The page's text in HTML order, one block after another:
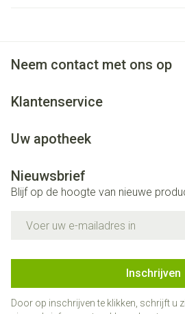
Neem contact met ons op
Klantenservice
Uw apotheek
Nieuwsbrief
Blijf op de hoogte van nieuwe
Inschrijven
Door op inschrijven te klikken, schrijft u